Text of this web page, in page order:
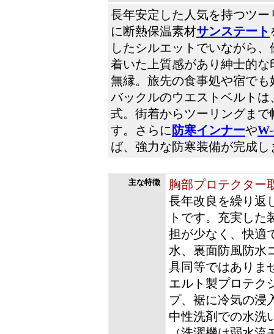
長年安定した人気を持つツ
に断熱保温素材サンステート
したシルエットでいながら
着いた上質感があり紳士的
無縁。旅先の食事処や宿で
バックルのウエストベルト
式。街着からツーリングま
す。さらに 防寒インナーや
ば、強力な防寒装備が完成し
主な特徴
胸部プロテクター
長年改良を繰り返
トです。充実し
担が少なく、快適
水、裏面防風防水
具同等ではありま
エルト製プロテク
プ、裾に冷気の浸
中性洗剤での水洗